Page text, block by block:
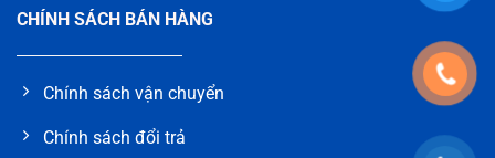
CHÍNH SÁCH BÁN HÀNG
Chính sách vận chuyển
Chính sách đổi trả